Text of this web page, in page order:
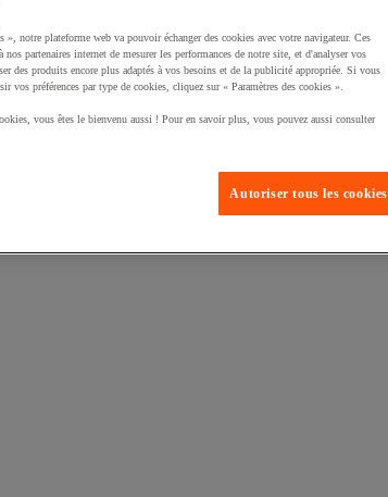
:
notre plateforme web va pouvoir échanger des cookies avec votre navigateur. Ces
partenaires internet de mesurer les performances de notre site, et d'analyser vos
des produits encore plus adaptés à vos besoins et de la publicité appropriée. Si vous
préférences par type de cookies, cliquez sur « Paramètres des cookies ».
vous êtes le bienvenu aussi ! Pour en savoir plus, vous pouvez aussi consulter
Autoriser tous les cookies